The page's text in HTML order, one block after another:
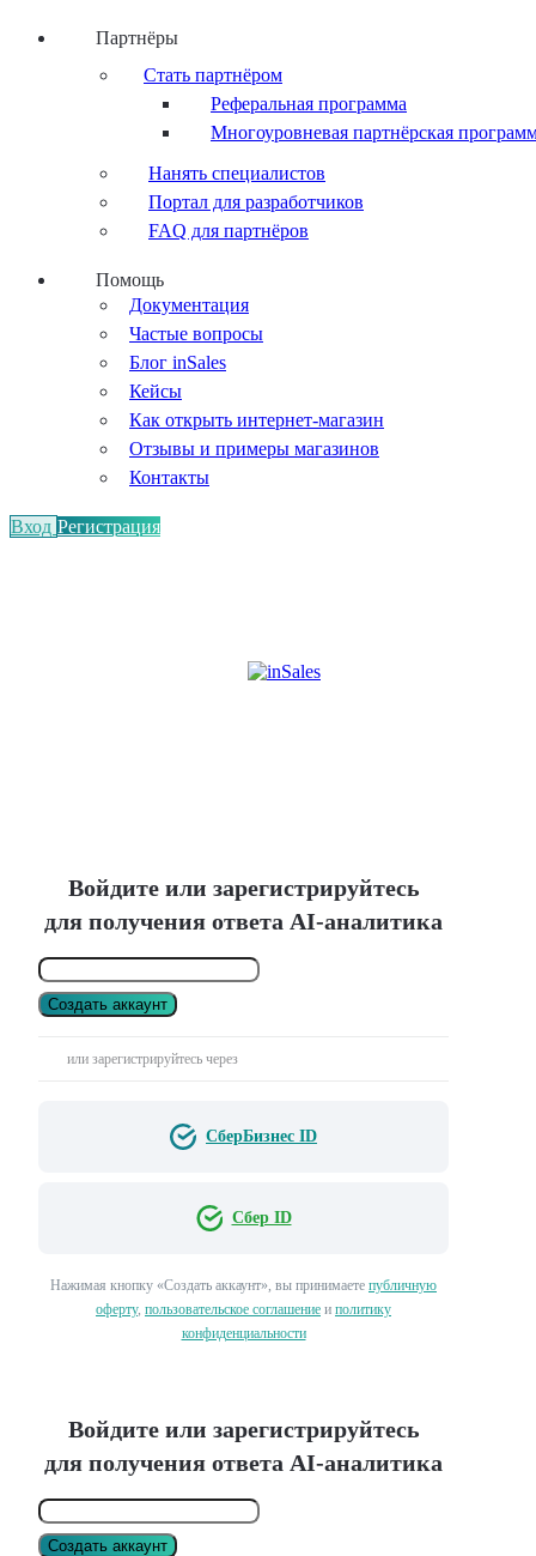
Партнёры
Стать партнёром
Реферальная программа
Многоуровневая партнёрская
Нанять специалистов
Портал для разработчиков
FAQ для партнёров
Помощь
Документация
Частые вопросы
Блог inSales
Кейсы
Как открыть интернет-магазин
Отзывы и примеры магазинов
Контакты
Вход Регистрация
Войдите или зарегистрируйтесь
для получения ответа AI-аналитика
Создать аккаунт
или зарегистрируйтесь через
СберБизнес ID
Сбер ID
Нажимая кнопку «Создать аккаунт», вы принимаете публичную
оферту, пользовательское соглашение и политику
конфиденциальности
Войдите или зарегистрируйтесь
для получения ответа AI-аналитика
Создать аккаунт